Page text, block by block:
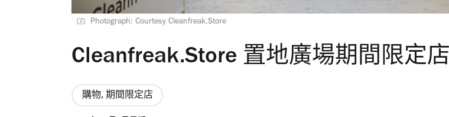
Photograph: Courtesy Cleanfreak.Store
Cleanfreak.Store 置地廣場期間限定店
購物, 期間限定店